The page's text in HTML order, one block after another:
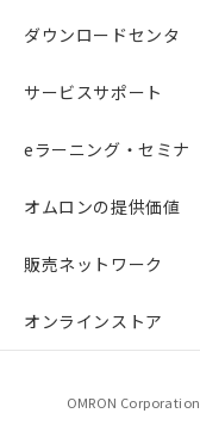
ダウンロードセンタ
サービスサポート
eラーニング・セミナ
オムロンの提供価値
販売ネットワーク
オンラインストア
OMRON Corporation